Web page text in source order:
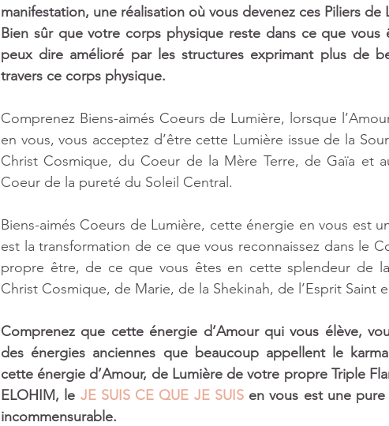
manifestation, une réalisation où vous devenez ces Piliers de
Bien sûr que votre corps physique reste dans ce que
peux dire amélioré par les structures exprimant plus de
travers ce corps physique.
Comprenez Biens-aimés Coeurs de Lumière, lorsque
en vous, vous acceptez d’être cette Lumière issue de la
Christ Cosmique, du Coeur de la Mère Terre, de Gaïa et
Coeur de la pureté du Soleil Central.
Biens-aimés Coeurs de Lumière, cette énergie en vous est
est la transformation de ce que vous reconnaissez dans le
propre être, de ce que vous êtes en cette splendeur de
Christ Cosmique, de Marie, de la Shekinah, de l’Esprit Saint
Comprenez que cette énergie d’Amour qui vous élève,
des énergies anciennes que beaucoup appellent le
cette énergie d’Amour, de Lumière de votre propre Triple
ELOHIM, le JE SUIS CE QUE JE SUIS en vous est une pure
incommensurable.